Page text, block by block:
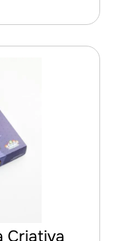
Criativa